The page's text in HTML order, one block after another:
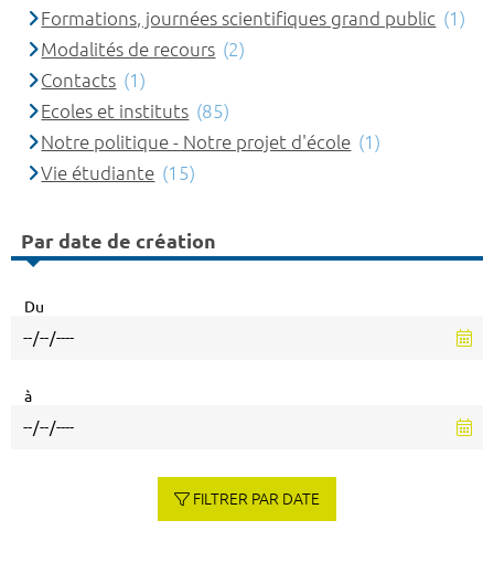
Formations, journées scientifiques grand public (1)
Modalités de recours (2)
Contacts (1)
Ecoles et instituts (85)
Notre politique - Notre projet d'école (1)
Vie étudiante (15)
Par date de création
Du
à
FILTRER PAR DATE